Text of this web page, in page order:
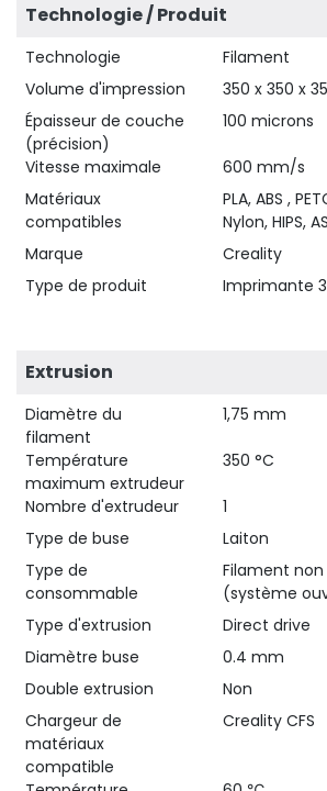
Technologie / Produit
Technologie
Filament
Volume d'impression
350 x 350 x
Épaisseur de couche
(précision)
100 microns
Vitesse maximale
600 mm/s
Matériaux
compatibles
PLA, ABS ,
Nylon, HIPS,
Marque
Creality
Type de produit
Imprimante
Extrusion
Diamètre du
filament
1,75 mm
Température
maximum extrudeur
350 °C
Nombre d'extrudeur
1
Type de buse
Laiton
Type de
consommable
Filament
(système
Type d'extrusion
Direct drive
Diamètre buse
0.4 mm
Double extrusion
Non
Chargeur de
matériaux
compatible
Creality CFS